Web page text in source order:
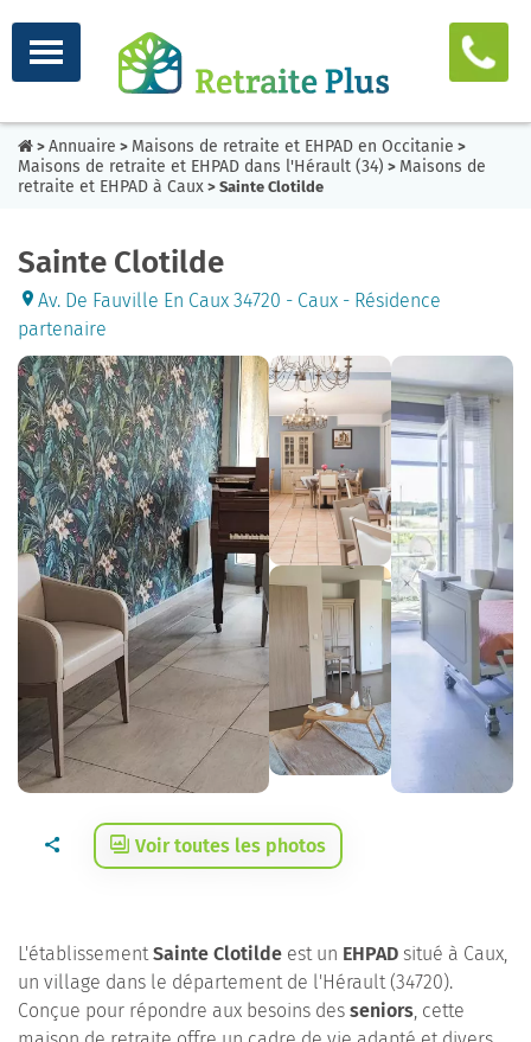
> Annuaire > Maisons de retraite et EHPAD en Occitanie >
Maisons de retraite et EHPAD dans l'Hérault (34) > Maisons de
retraite et EHPAD à Caux > Sainte Clotilde
Sainte Clotilde
Av. De Fauville En Caux 34720 - Caux - Résidence
partenaire
Voir toutes les photos
L'établissementSainte Clotilde est un EHPAD situé à Caux,
un village dans le département de l'Hérault (34720).
Conçue pour répondre aux besoins des seniors, cette